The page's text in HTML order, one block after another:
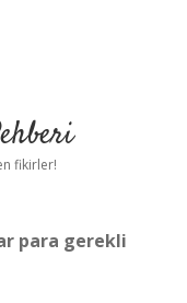
fikirler!
para gerekli